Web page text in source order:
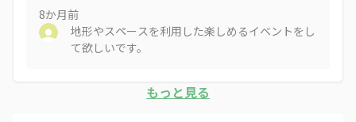
8か月前
地形やスペースを利用した楽しめるイベントをし
て欲しいです。
もっと見る